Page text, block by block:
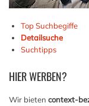
Top Suchbegiffe
Detailsuche
Suchtipps
HIERWERBEN?
Wir bieten context-